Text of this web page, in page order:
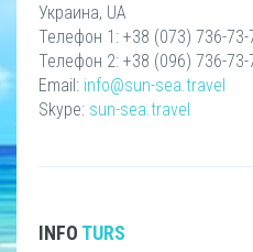
Украина, UA
Телефон 1: +38 (073) 736-73-
Телефон 2: +38 (096) 736-73-
Email: info@sun-sea.travel
Skype: sun-sea.travel
INFO TURS